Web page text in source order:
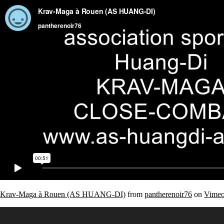
Krav-Maga à Rouen (AS HUANG-DI) from pantherenoir76 on